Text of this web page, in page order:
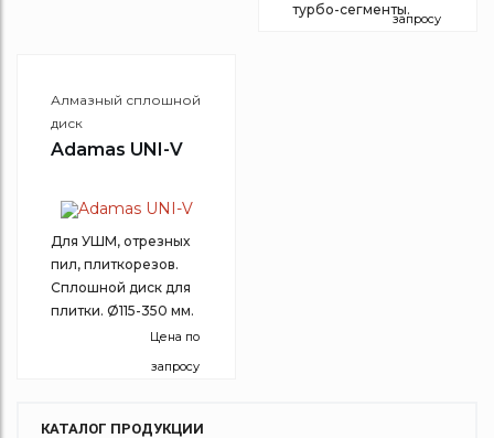
турбо-сегменты.
запросу
Алмазный сплошной
диск
Adamas UNI-V
Для УШМ, отрезных
пил, плиткорезов.
Сплошной диск для
плитки. Ø115-350 мм.
Цена по
запросу
КАТАЛОГ ПРОДУКЦИИ